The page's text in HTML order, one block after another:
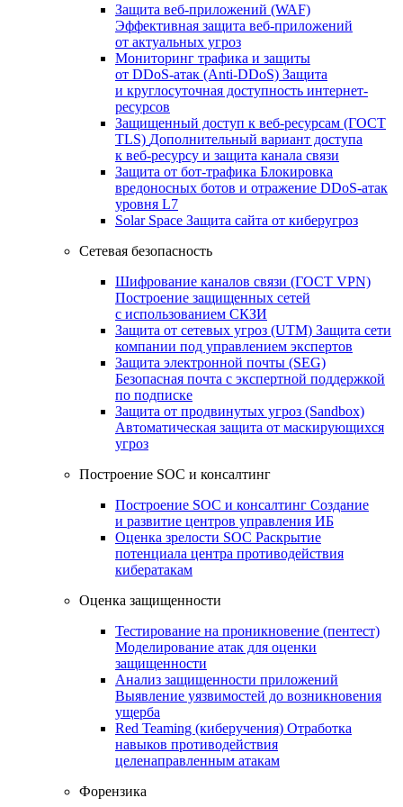
Защита веб-приложений (WAF)
Эффективная защита веб-приложений
от актуальных угроз
Мониторинг трафика и защиты
от DDoS‑атак (Anti‑DDoS) Защита
и круглосуточная доступность интернет-
ресурсов
Защищенный доступ к веб-ресурсам (ГОСТ
TLS) Дополнительный вариант доступа
к веб‑ресурсу и защита канала связи
Защита от бот‑трафика Блокировка
вредоносных ботов и отражение DDoS‑атак
уровня L7
Solar Space Защита сайта от киберугроз
Сетевая безопасность
Шифрование каналов связи (ГОСТ VPN)
Построение защищенных сетей
с использованием СКЗИ
Защита от сетевых угроз (UTM) Защита сети
компании под управлением экспертов
Защита электронной почты (SEG)
Безопасная почта с экспертной поддержкой
по подписке
Защита от продвинутых угроз (Sandbox)
Автоматическая защита от маскирующихся
угроз
Построение SOC и консалтинг
Построение SOC и консалтинг Создание
и развитие центров управления ИБ
Оценка зрелости SOC Раскрытие
потенциала центра противодействия
кибератакам
Оценка защищенности
Тестирование на проникновение (пентест)
Моделирование атак для оценки
защищенности
Анализ защищенности приложений
Выявление уязвимостей до возникновения
ущерба
Red Teaming (киберучения) Отработка
навыков противодействия
целенаправленным атакам
Форензика